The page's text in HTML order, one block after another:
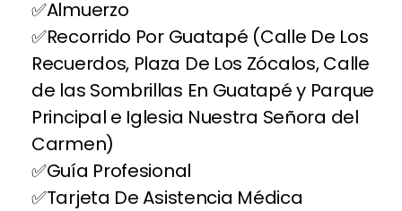
Almuerzo
Recorrido Por Guatapé (Calle De Los
Recuerdos, Plaza De Los Zócalos, Calle
de las Sombrillas En Guatapé y Parque
Principal e Iglesia Nuestra Señora del
Carmen)
Guía Profesional
Tarjeta De Asistencia Médica